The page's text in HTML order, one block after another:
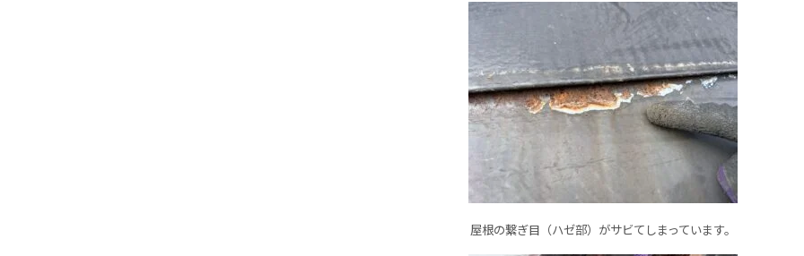
屋根の繋ぎ目（ハゼ部）がサビてしまっています。